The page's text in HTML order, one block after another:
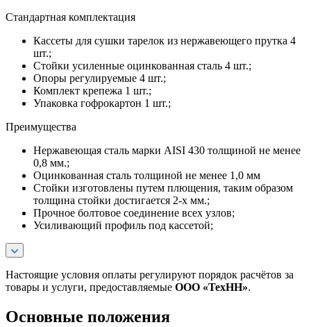
Стандартная комплектация
Кассеты для сушки тарелок из нержавеющего прутка 4
шт.;
Стойки усиленные оцинкованная сталь 4 шт.;
Опоры регулируемые 4 шт.;
Комплект крепежа 1 шт.;
Упаковка гофрокартон 1 шт.;
Преимущества
Нержавеющая сталь марки AISI 430 толщиной не менее
0,8 мм.;
Оцинкованная сталь толщиной не менее 1,0 мм
Стойки изготовлены путем плющения, таким образом
толщина стойки достигается 2-х мм.;
Прочное болтовое соединение всех узлов;
Усиливающий профиль под кассетой;
Настоящие условия оплаты регулируют порядок расчётов за
товары и услуги, предоставляемые ООО «ТехНН».
Основные положения